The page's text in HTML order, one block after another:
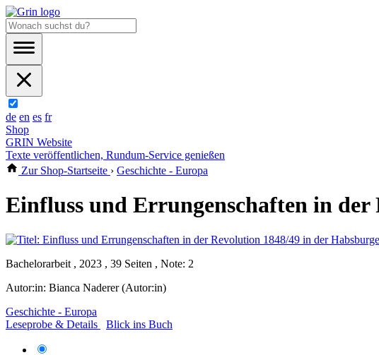
de en es fr
Shop
GRIN Website
Texte veröffentlichen, Rundum-Service genießen
Zur Shop-Startseite › Geschichte - Europa
Einfluss und Errungenschaften in
Bachelorarbeit , 2023 , 39 Seiten , Note: 2
Autor:in: Bianca Naderer (Autor:in)
Geschichte - Europa
Leseprobe & Details
Blick ins Buch